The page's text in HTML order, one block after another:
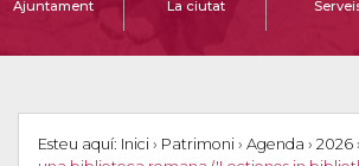
Ajuntament La ciutat
Esteu aquí: Inici › Patrimoni › Agenda › 2026 ›